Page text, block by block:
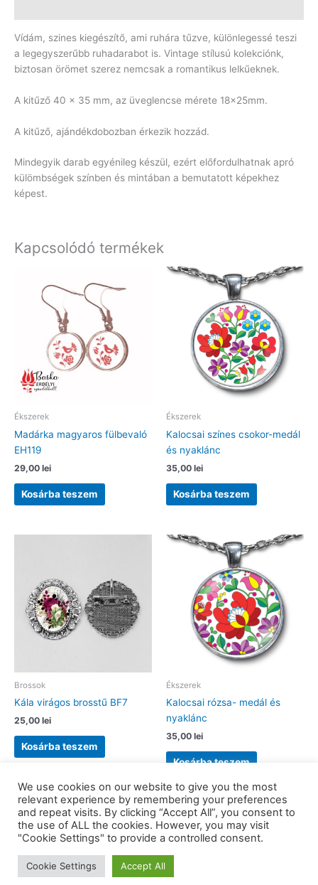
Vídám, szines kiegészítő, ami ruhára tűzve, különlegessé teszi
a legegyszerűbb ruhadarabot is. Vintage stílusú kolekciónk,
biztosan örömet szerez nemcsak a romantikus lelkűeknek.
A kitűző 40 x 35 mm, az üveglencse mérete 18x25mm.
A kitűző, ajándékdobozban érkezik hozzád.
Mindegyik darab egyénileg készül, ezért előfordulhatnak apró
külömbségek színben és mintában a bemutatott képekhez
képest.
Kapcsolódó termékek
Ékszerek
Madárka magyaros fülbevaló
EH119
29,00 lei
Kosárba teszem
Ékszerek
Kalocsai színes csokor-medál
és nyaklánc
35,00 lei
Kosárba teszem
Brossok
Kála virágos brosstű BF7
25,00 lei
Kosárba teszem
Ékszerek
Kalocsai rózsa- medál és
nyaklánc
35,00 lei
Kosárba teszem
Copyright © 2026 barkaerdely.ro | Powered byAstra WordPress
We use cookies on our website to give you the most
relevant experience by remembering your preferences
and repeat visits. By clicking “Accept All”, you consent to
the use of ALL the cookies. However, you may visit
"Cookie Settings" to provide a controlled consent.
Cookie Settings Accept All